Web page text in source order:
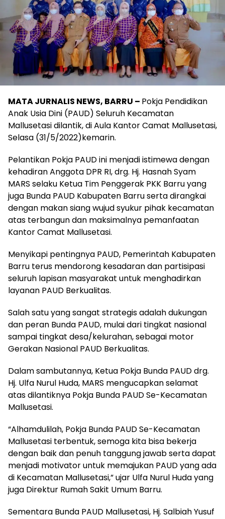
MATA JURNALIS NEWS, BARRU – Pokja Pendidikan
Anak Usia Dini (PAUD) Seluruh Kecamatan
Mallusetasi dilantik, di Aula Kantor Camat Mallusetasi,
Selasa (31/5/2022)kemarin.
Pelantikan Pokja PAUD ini menjadi istimewa dengan
kehadiran Anggota DPR RI, drg. Hj. Hasnah Syam
MARS selaku Ketua Tim Penggerak PKK Barru yang
juga Bunda PAUD Kabupaten Barru serta dirangkai
dengan makan siang wujud syukur pihak kecamatan
atas terbangun dan maksimalnya pemanfaatan
Kantor Camat Mallusetasi.
Menyikapi pentingnya PAUD, Pemerintah Kabupaten
Barru terus mendorong kesadaran dan partisipasi
seluruh lapisan masyarakat untuk menghadirkan
layanan PAUD Berkualitas.
Salah satu yang sangat strategis adalah dukungan
dan peran Bunda PAUD, mulai dari tingkat nasional
sampai tingkat desa/kelurahan, sebagai motor
Gerakan Nasional PAUD Berkualitas.
Dalam sambutannya, Ketua Pokja Bunda PAUD drg.
Hj. Ulfa Nurul Huda, MARS mengucapkan selamat
atas dilantiknya Pokja Bunda PAUD Se-Kecamatan
Mallusetasi.
“Alhamdulilah, Pokja Bunda PAUD Se-Kecamatan
Mallusetasi terbentuk, semoga kita bisa bekerja
dengan baik dan penuh tanggung jawab serta dapat
menjadi motivator untuk memajukan PAUD yang ada
di Kecamatan Mallusetasi,” ujar Ulfa Nurul Huda yang
juga Direktur Rumah Sakit Umum Barru.
Sementara Bunda PAUD Mallusetasi, Hj. Salbiah Yusuf